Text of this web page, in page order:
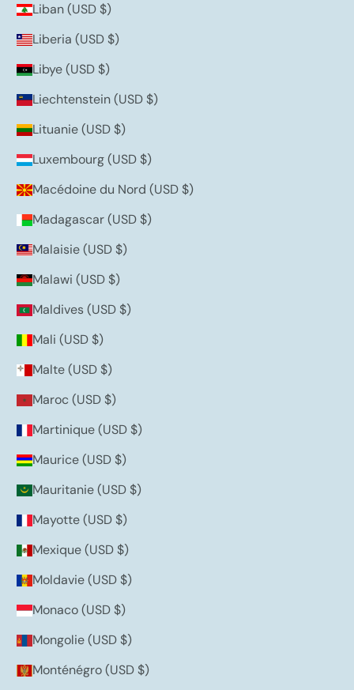
Liban (USD $)
Liberia (USD $)
Libye (USD $)
Liechtenstein (USD $)
Lituanie (USD $)
Luxembourg (USD $)
Macédoine du Nord (USD $)
Madagascar (USD $)
Malaisie (USD $)
Malawi (USD $)
Maldives (USD $)
Mali (USD $)
Malte (USD $)
Maroc (USD $)
Martinique (USD $)
Maurice (USD $)
Mauritanie (USD $)
Mayotte (USD $)
Mexique (USD $)
Moldavie (USD $)
Monaco (USD $)
Mongolie (USD $)
Monténégro (USD $)